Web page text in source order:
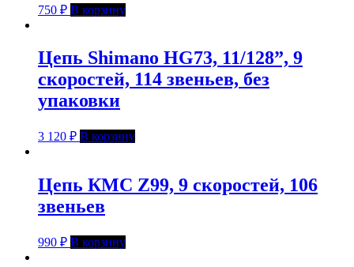
750 ₽ В корзину
Цепь Shimano HG73, 11/128”, 9
скоростей, 114 звеньев, без
упаковки
3 120 ₽ В корзину
Цепь КМС Z99, 9 скоростей, 106
звеньев
990 ₽ В корзину